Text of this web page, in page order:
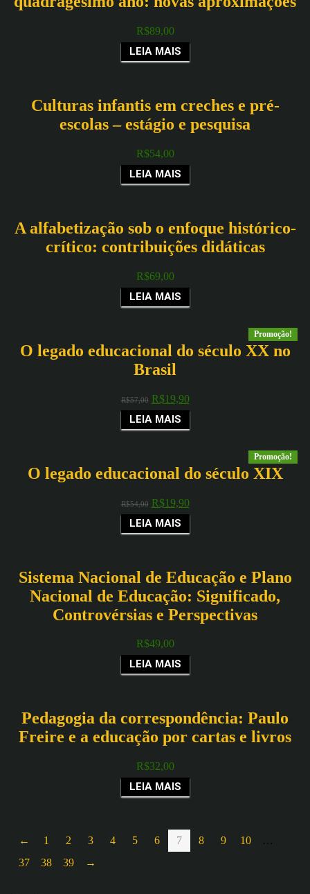
R$89,00
LEIA MAIS
Culturas infantis em creches e pré-
escolas – estágio e pesquisa
R$54,00
LEIA MAIS
A alfabetização sob o enfoque histórico-
crítico: contribuições didáticas
R$69,00
LEIA MAIS
Promoção!
O legado educacional do século XX no
Brasil
R$57,00 R$19,90
LEIA MAIS
Promoção!
O legado educacional do século XIX
R$54,00 R$19,90
LEIA MAIS
Sistema Nacional de Educação e Plano
Nacional de Educação: Significado,
Controvérsias e Perspectivas
R$49,00
LEIA MAIS
Pedagogia da correspondência: Paulo
Freire e a educação por cartas e livros
R$32,00
LEIA MAIS
← 1 2 3 4 5 6 7 8 9 10
…
37
38 39 →